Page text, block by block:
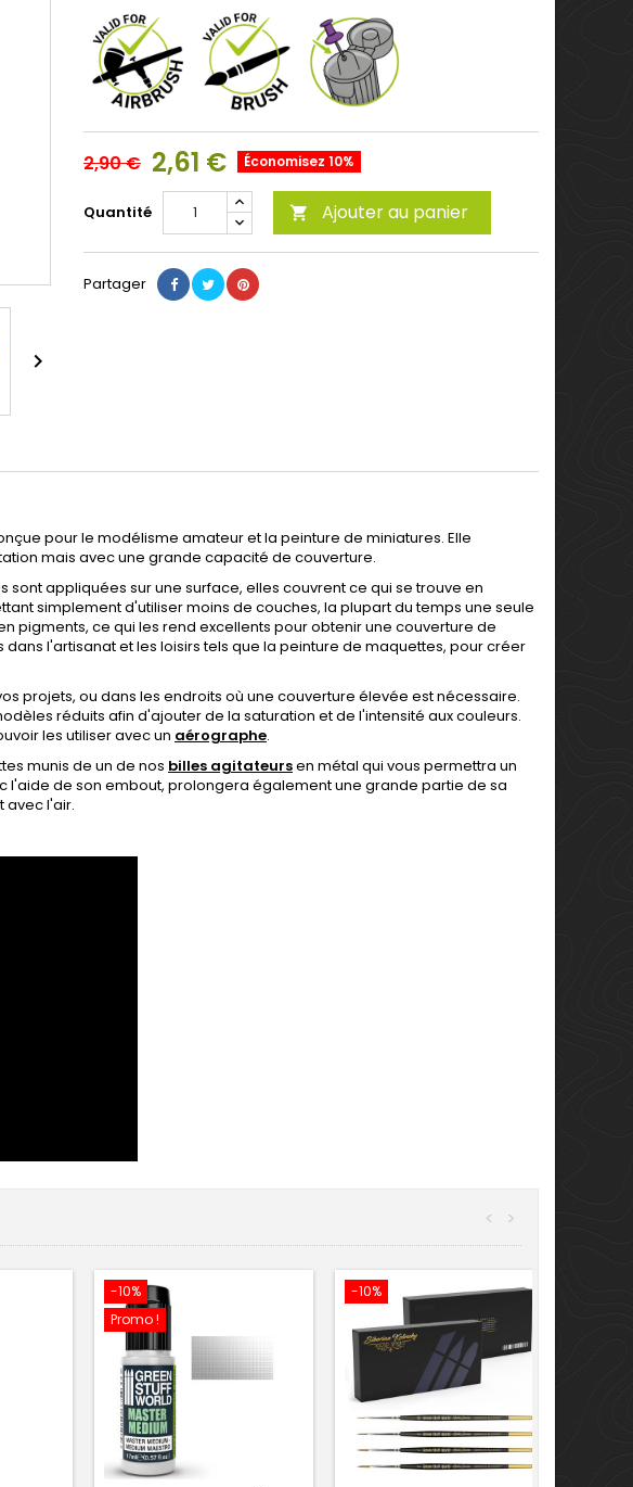

2,90 € 2,61 € Économisez 10%
Quantité  Ajouter au panier
Partager
pour le modélisme amateur et la peinture de miniatures. Elle
mais avec une grande capacité de couverture.
sont appliquées sur une surface, elles couvrent ce qui se trouve en
simplement d'utiliser moins de couches, la plupart du temps une seule
pigments, ce qui les rend excellents pour obtenir une couverture de
l'artisanat et les loisirs tels que la peinture de maquettes, pour créer
projets, ou dans les endroits où une couverture élevée est nécessaire.
réduits afin d'ajouter de la saturation et de l'intensité aux couleurs.
les utiliser avec un aérographe.
munis de un de nos billes agitateursen métal qui vous permettra un
de son embout, prolongera également une grande partie de sa
avec l'air.
>
<
-10%
Promo !
-10%